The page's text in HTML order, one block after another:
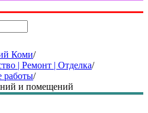
Коми/
| Ремонт | Отделка/
работы/
и помещений